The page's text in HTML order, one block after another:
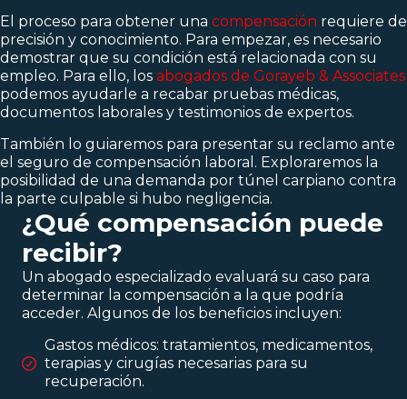
El proceso para obtener una compensación requiere de
precisión y conocimiento. Para empezar, es necesario
demostrar que su condición está relacionada con su
empleo. Para ello, los abogados de Gorayeb & Associates
podemos ayudarle a recabar pruebas médicas,
documentos laborales y testimonios de expertos.
También lo guiaremos para presentar su reclamo ante
el seguro de compensación laboral. Exploraremos la
posibilidad de una demanda por túnel carpiano contra
la parte culpable si hubo negligencia.
¿Qué compensación puede
recibir?
Un abogado especializado evaluará su caso para
determinar la compensación a la que podría
acceder. Algunos de los beneficios incluyen:
Gastos médicos: tratamientos, medicamentos,
terapias y cirugías necesarias para su
recuperación.